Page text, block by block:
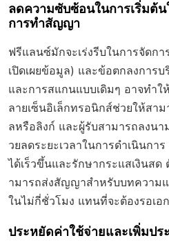
ลดความซับซ้อนในการเริ่มต้
การทำสัญญา
ฟรีแลนซ์มักจะเร่งรีบในการจัดก
เปิดเผยข้อมูล) และข้อตกลงการ
และการสแกนแบบเดิมๆ อาจทำใ
ลายเซ็นอิเล็กทรอนิกส์ช่วยให้สา
ลหรือลิงก์ และผู้รับสามารถลงน
วยลดระยะเวลาในการดำเนินก
ได้เร็วขึ้นและรักษากระแสเงินสด
ามารถส่งสัญญาสำหรับบทความ
ในไม่กี่ชั่วโมง แทนที่จะต้องรอเอ
ประหยัดค่าใช้จ่ายและเพิ่มปร